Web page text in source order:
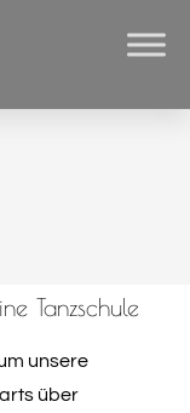
Tanzschule
unsere
über